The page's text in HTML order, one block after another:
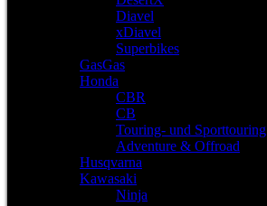
Diavel
xDiavel
Superbikes
GasGas
Honda
CBR
CB
Touring- und Sporttouring
Adventure & Offroad
Husqvarna
Kawasaki
Ninja